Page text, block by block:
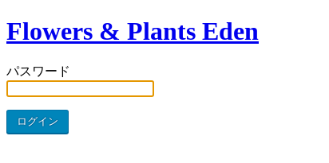
Flowers & Plants Eden
パスワード